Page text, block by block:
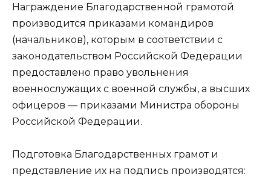
Награждение Благодарственной грамотой
производится приказами командиров
(начальников), которым в соответствии с
законодательством Российской Федерации
предоставлено право увольнения
военнослужащих с военной службы, а высших
офицеров — приказами Министра обороны
Российской Федерации.
Подготовка Благодарственных грамот и
представление их на подпись производятся: